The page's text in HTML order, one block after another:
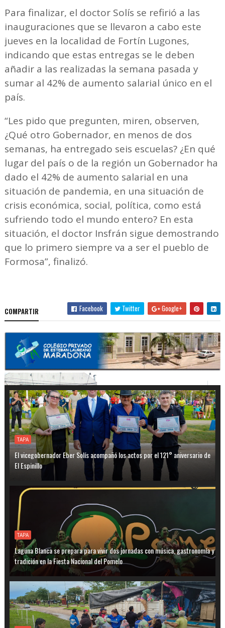
Para finalizar, el doctor Solís se refirió a las
inauguraciones que se llevaron a cabo este
jueves en la localidad de Fortín Lugones,
indicando que estas entregas se le deben
añadir a las realizadas la semana pasada y
sumar al 42% de aumento salarial único en el
país.
“Les pido que pregunten, miren, observen,
¿Qué otro Gobernador, en menos de dos
semanas, ha entregado seis escuelas? ¿En qué
lugar del país o de la región un Gobernador ha
dado el 42% de aumento salarial en una
situación de pandemia, en una situación de
crisis económica, social, política, como está
sufriendo todo el mundo entero? En esta
situación, el doctor Insfrán sigue demostrando
que lo primero siempre va a ser el pueblo de
Formosa”, finalizó.
COMPARTIR Facebook Twitter Google+
TAPA
El vicegobernador Eber Solís acompañó los actos por el 121° aniversario de
El Espinillo
TAPA
Laguna Blanca se prepara para vivir dos jornadas con música, gastronomía y
tradición en la Fiesta Nacional del Pomelo